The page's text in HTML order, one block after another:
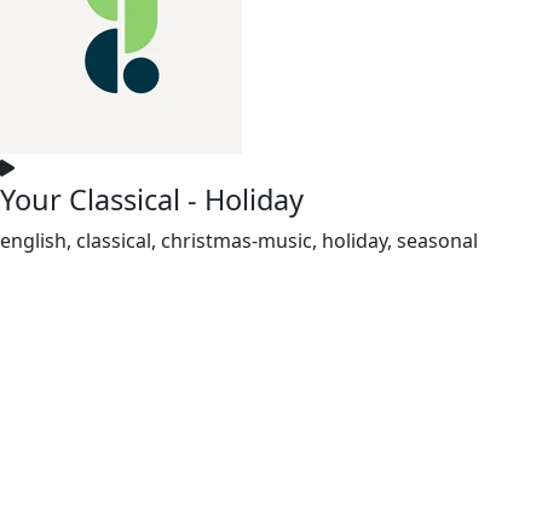
Your Classical - Holiday
english, classical, christmas-music, holiday, seasonal